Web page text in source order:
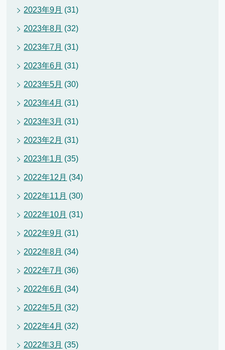
2023年9月 (31)
2023年8月 (32)
2023年7月 (31)
2023年6月 (31)
2023年5月 (30)
2023年4月 (31)
2023年3月 (31)
2023年2月 (31)
2023年1月 (35)
2022年12月 (34)
2022年11月 (30)
2022年10月 (31)
2022年9月 (31)
2022年8月 (34)
2022年7月 (36)
2022年6月 (34)
2022年5月 (32)
2022年4月 (32)
2022年3月 (35)